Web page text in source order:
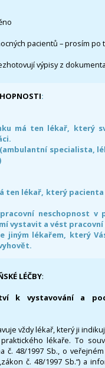
pacientů – prosím
výpisy z
:
má ten lékař, který
specialista,
ten lékař, který
neschopnost v
vystavit a vést
jiným lékařem, který
LÉČBY:
k vystavování a
vždy lékař, který ji
lékaře. To
48/1997 Sb., o
č. 48/1997 Sb.“) a